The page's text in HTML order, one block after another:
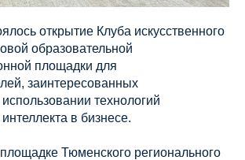
открытие Клуба искусственного
образовательной
площадки для
заинтересованных
технологий
в бизнесе.
Тюменского регионального